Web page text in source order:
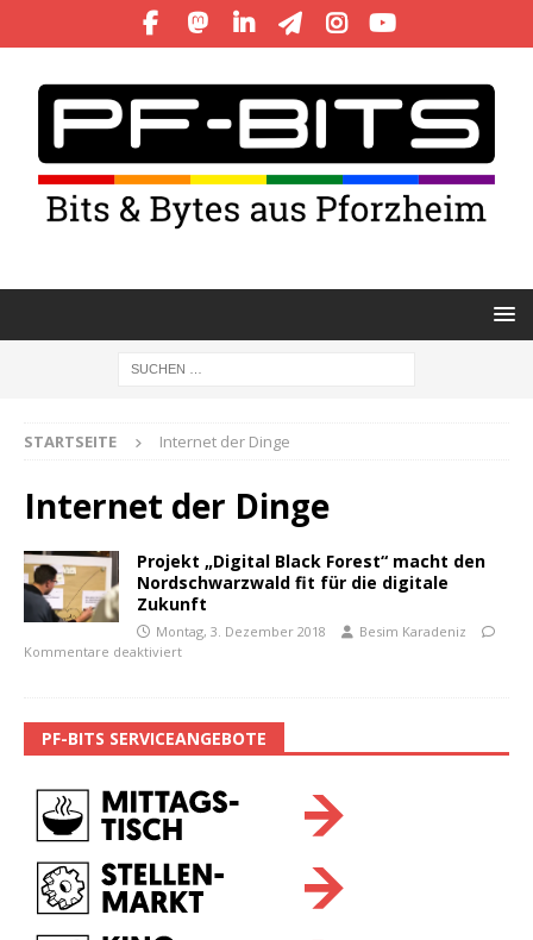
STARTSEITE Internet der Dinge
Internet der Dinge
Projekt „Digital Black Forest“ macht den
Nordschwarzwald fit für die digitale
Zukunft
Montag, 3. Dezember 2018
Besim Karadeniz
Kommentare deaktiviert
PF-BITS SERVICEANGEBOTE